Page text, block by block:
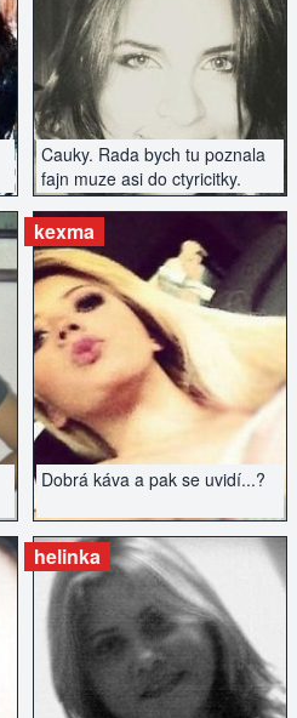
Cauky. Rada bych tu poznala
fajn muze asi do ctyricitky.
ZOBRAZIT INZERÁT
Dobrá káva a pak se uvidí...?
kexma
ZOBRAZIT INZERÁT
helinka
ZOBRAZIT INZERÁT